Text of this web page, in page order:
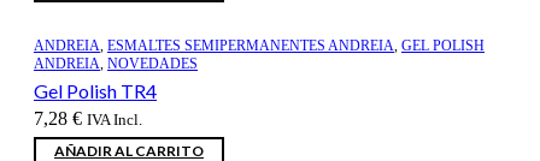
ANDREIA, ESMALTES SEMIPERMANENTES ANDREIA, GEL POLISH
ANDREIA, NOVEDADES
Gel Polish TR4
7,28 € IVA Incl.
AÑADIR AL CARRITO